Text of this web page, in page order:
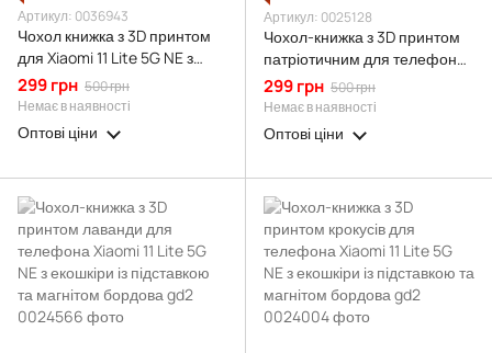
Артикул: 0036943
Чохол книжка з 3D принтом
для Xiaomi 11 Lite 5G NE з
екошкіри із підставкою та
магнитом чорна gd2
299 грн 500 грн
Немає в наявності
Оптові ціни
Артикул: 0025128
Чохол-книжка з 3D принтом
патріотичним для телефона
Xiaomi 11 Lite 5G NE з
екошкіри із підставкою та
магнітом бордова gd2
299 грн 500 грн
Немає в наявності
Оптові ціни